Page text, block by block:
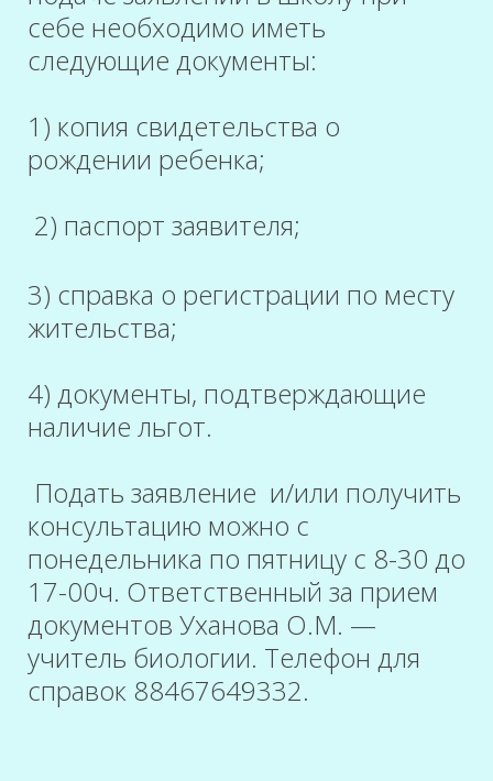
себе необходимо иметь
следующие документы:
1) копия свидетельства о
рождении ребенка;
2) паспорт заявителя;
3) справка о регистрации по месту
жительства;
4) документы, подтверждающие
наличие льгот.
Подать заявление и/или получить
консультацию можно с
понедельника по пятницу с 8-30 до
17-00ч. Ответственный за прием
документов Уханова О.М. —
учитель биологии. Телефон для
справок 88467649332.